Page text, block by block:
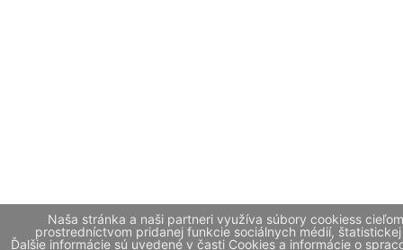
Naša stránka a naši partneri využíva súbory cookiess
prostredníctvom pridanej funkcie sociálnych médií,
Ďalšie informácie sú uvedené v časti Cookies a informácie o